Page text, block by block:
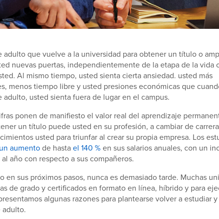
adulto que vuelve a la universidad para obtener un título o
nuevas puertas, independientemente de la etapa de la vida
Al mismo tiempo, usted sienta cierta ansiedad. usted más
menos tiempo libre y usted presiones económicas que
adulto, usted sienta fuera de lugar en el campus.
ponen de manifiesto el valor real del aprendizaje
un título puede usted en su profesión, a cambiar de
usted para triunfar al crear su propia empresa. Los
aumentode hastael 140 %en sus salarios anuales, con un
año con respecto a sus compañeros.
en sus próximos pasos, nunca es demasiado tarde. Muchas
de grado y certificados en formato en línea, híbrido y para
algunas razones para plantearse volver a estudiar